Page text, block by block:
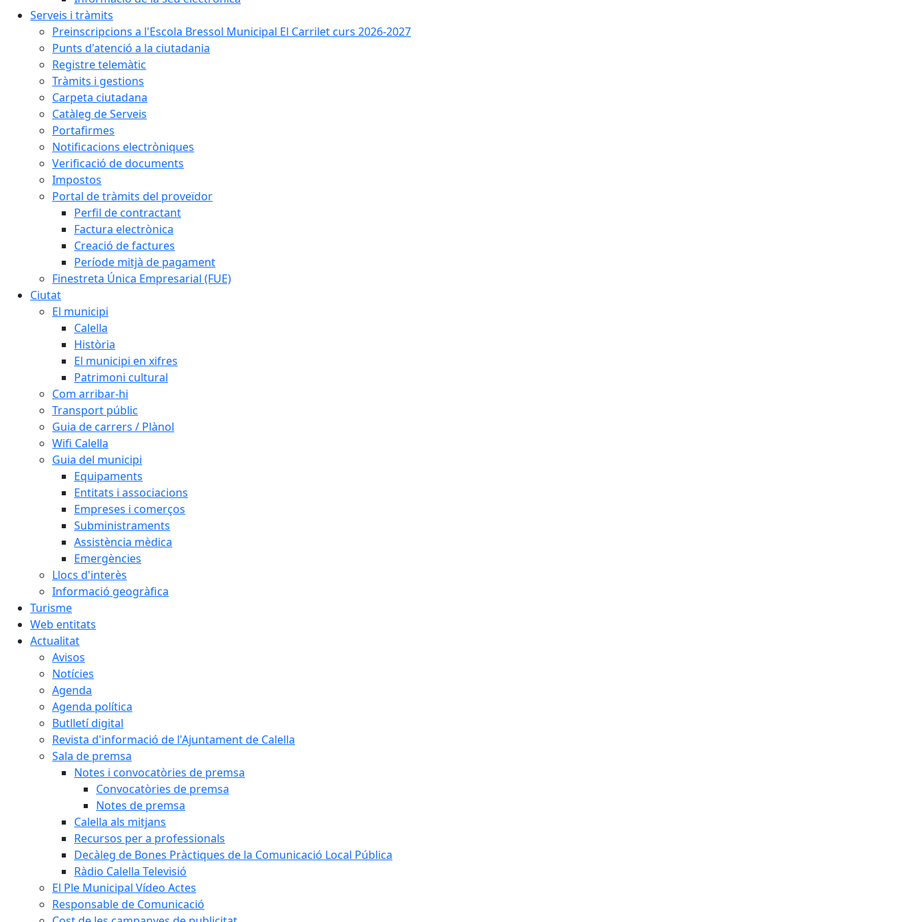
Serveis i tràmits
Preinscripcions a l'Escola Bressol Municipal El Carrilet curs 2026-2027
Punts d'atenció a la ciutadania
Registre telemàtic
Tràmits i gestions
Carpeta ciutadana
Catàleg de Serveis
Portafirmes
Notificacions electròniques
Verificació de documents
Impostos
Portal de tràmits del proveïdor
Perfil de contractant
Factura electrònica
Creació de factures
Període mitjà de pagament
Finestreta Única Empresarial (FUE)
Ciutat
El municipi
Calella
Història
El municipi en xifres
Patrimoni cultural
Com arribar-hi
Transport públic
Guia de carrers / Plànol
Wifi Calella
Guia del municipi
Equipaments
Entitats i associacions
Empreses i comerços
Subministraments
Assistència mèdica
Emergències
Llocs d'interès
Informació geogràfica
Turisme
Web entitats
Actualitat
Avisos
Notícies
Agenda
Agenda política
Butlletí digital
Revista d'informació de l'Ajuntament de Calella
Sala de premsa
Notes i convocatòries de premsa
Convocatòries de premsa
Notes de premsa
Calella als mitjans
Recursos per a professionals
Decàleg de Bones Pràctiques de la Comunicació Local Pública
Ràdio Calella Televisió
El Ple Municipal Vídeo Actes
Responsable de Comunicació